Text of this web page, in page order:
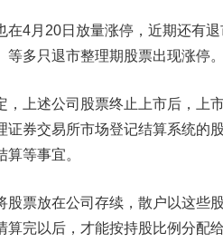
4月20日放量涨停，近期还有退
等多只退市整理期股票出现涨停。
上述公司股票终止上市后，上
证券交易所市场登记结算系统的
等事宜。
票放在公司存续，散户以这些
算完以后，才能按持股比例分配给